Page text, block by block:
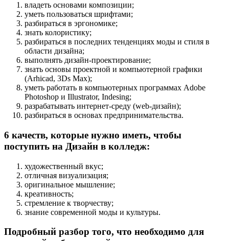
владеть основами композиции;
уметь пользоваться шрифтами;
разбираться в эргономике;
знать колористику;
разбираться в последних тенденциях моды и стиля в
области дизайна;
выполнять дизайн-проектирование;
знать основы проектной и компьютерной графики
(Arhicad, 3Ds Max);
уметь работать в компьютерных программах Adobe
Photoshop и Illustrator, Indesing;
разрабатывать интернет-среду (web-дизайн);
разбираться в основах предпринимательства.
6 качеств, которые нужно иметь, чтобы
поступить на Дизайн в колледж:
художественный вкус;
отличная визуализация;
оригинальное мышление;
креативность;
стремление к творчеству;
знание современной моды и культуры.
Подробный разбор того, что необходимо для